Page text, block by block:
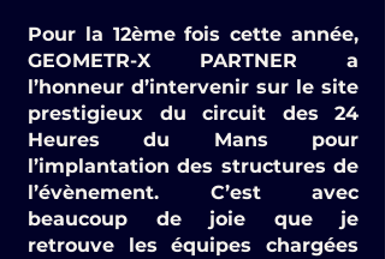
Pour la 12ème fois cette année,
GEOMETR-X PARTNER a
l’honneur d’intervenir sur le site
prestigieux du circuit des 24
Heures du Mans pour
l’implantation des structures de
l’évènement. C’est avec
beaucoup de joie que je
retrouve les équipes chargées